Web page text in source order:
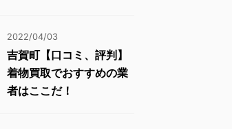
2022/04/03
吉賀町【口コミ、評判】
着物買取でおすすめの業
者はここだ！